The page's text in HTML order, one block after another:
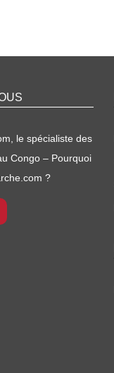
le spécialiste des
Congo – Pourquoi
?